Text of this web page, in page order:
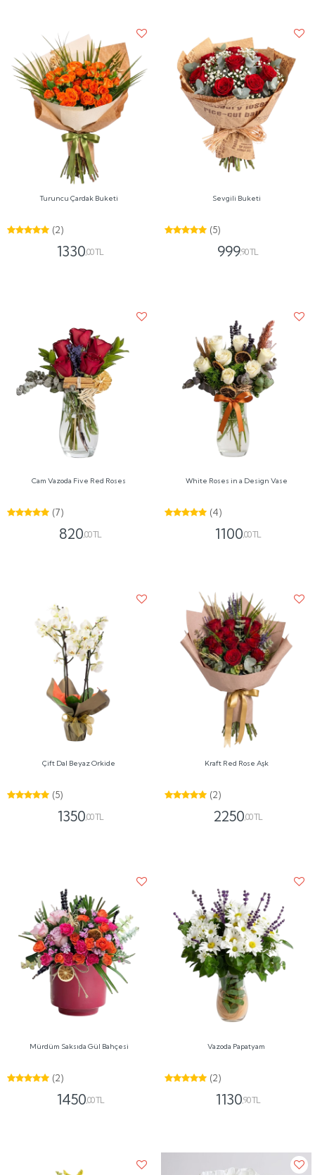
Turuncu Çardak Buketi
(2)
1330,00 TL
Sevgili Buketi
(5)
999,90 TL
Cam Vazoda Five Red Roses
(7)
820,00 TL
White Roses in a Design Vase
(4)
1100,00 TL
Çift Dal Beyaz Orkide
(5)
1350,00 TL
Kraft Red Rose Aşk
(2)
2250,00 TL
Mürdüm Saksıda Gül Bahçesi
(2)
1450,00 TL
Vazoda Papatyam
(2)
1130,90 TL